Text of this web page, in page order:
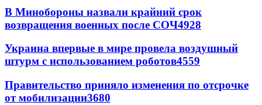
В Минобороны назвали крайний срок
возвращения военных после СОЧ4928
Украина впервые в мире провела воздушный
штурм с использованием роботов4559
Правительство приняло изменения по отсрочке
от мобилизации3680